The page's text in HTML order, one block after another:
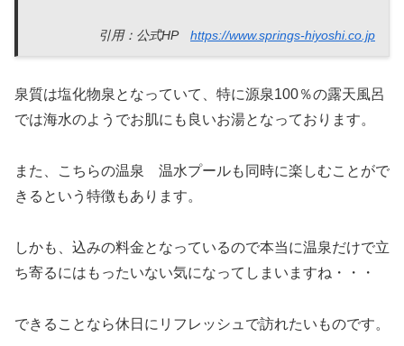
引用：公式HP https://www.springs-hiyoshi.co.jp
泉質は塩化物泉となっていて、特に源泉100％の露天風呂
では海水のようでお肌にも良いお湯となっております。
また、こちらの温泉 温水プールも同時に楽しむことがで
きるという特徴もあります。
しかも、込みの料金となっているので本当に温泉だけで立
ち寄るにはもったいない気になってしまいますね・・・
できることなら休日にリフレッシュで訪れたいものです。